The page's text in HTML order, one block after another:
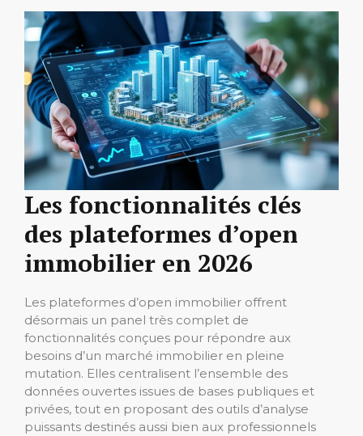
Les fonctionnalités clés
des plateformes d’open
immobilier en 2026
Les plateformes d’open immobilier offrent
désormais un panel très complet de
fonctionnalités conçues pour répondre aux
besoins d’un marché immobilier en pleine
mutation. Elles centralisent l’ensemble des
données ouvertes issues de bases publiques et
privées, tout en proposant des outils d’analyse
puissants destinés aussi bien aux professionnels